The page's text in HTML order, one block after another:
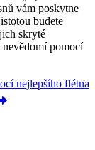
vám poskytne
budete
skryté
nevědomí pomocí
nejlepšího flétna